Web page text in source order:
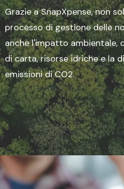
Grazie a SnapXpense, non
processo di gestione delle
anche l'impatto ambientale,
di carta, risorse idriche e la
emissioni di CO2.